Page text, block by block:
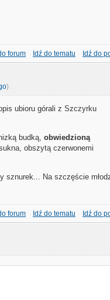
forum Idź do tematu Idź do
)
ubioru górali z Szczyrku
budką, obwiedzioną
obszytą czerwonemi
sznurek... Na szczęście
forum Idź do tematu Idź do